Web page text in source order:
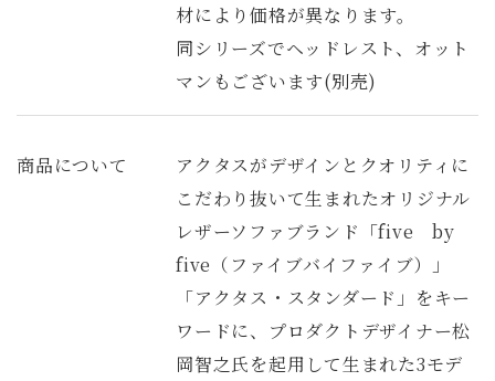
材により価格が異なります。
同シリーズでヘッドレスト、オット
マンもございます(別売)
商品について
アクタスがデザインとクオリティに
こだわり抜いて生まれたオリジナル
レザーソファブランド「five by
five（ファイブバイファイブ）」
「アクタス・スタンダード」をキー
ワードに、プロダクトデザイナー松
岡智之氏を起用して生まれた3モデ